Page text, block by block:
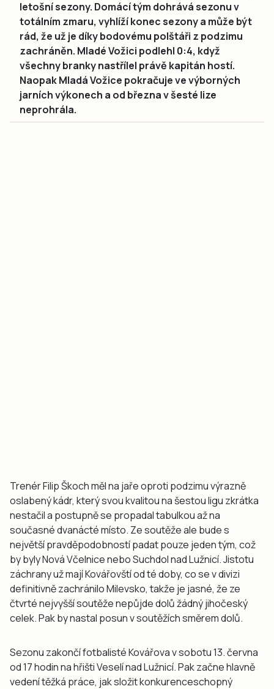
letošní sezony. Domácí tým dohrává sezonu v
totálním zmaru, vyhlíží konec sezony a může být
rád, že už je díky bodovému polštáři z podzimu
zachráněn. Mladé Vožici podlehl 0:4, když
všechny branky nastřílel právě kapitán hostí.
Naopak Mladá Vožice pokračuje ve výborných
jarních výkonech a od března v šesté lize
neprohrála.
Trenér Filip Škoch měl na jaře oproti podzimu výrazně
oslabený kádr, který svou kvalitou na šestou ligu zkrátka
nestačil a postupně se propadal tabulkou až na
současné dvanácté místo. Ze soutěže ale bude s
největší pravděpodobností padat pouze jeden tým, což
by byly Nová Včelnice nebo Suchdol nad Lužnicí. Jistotu
záchrany už mají Kovářovští od té doby, co se v divizi
definitivně zachránilo Milevsko, takže je jasné, že ze
čtvrté nejvyšší soutěže nepůjde dolů žádný jihočeský
celek. Pak by nastal posun v soutěžích směrem dolů.
Sezonu zakončí fotbalisté Kovářova v sobotu 13. června
od 17 hodin na hřišti Veselí nad Lužnicí. Pak začne hlavně
vedení těžká práce, jak složit konkurenceschopný